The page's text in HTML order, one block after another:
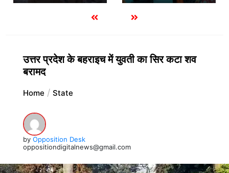
उत्तर प्रदेश के बहराइच में युवती का सिर कटा शव
बरामद
Home State
by Opposition Desk
oppositiondigitalnews@gmail.com